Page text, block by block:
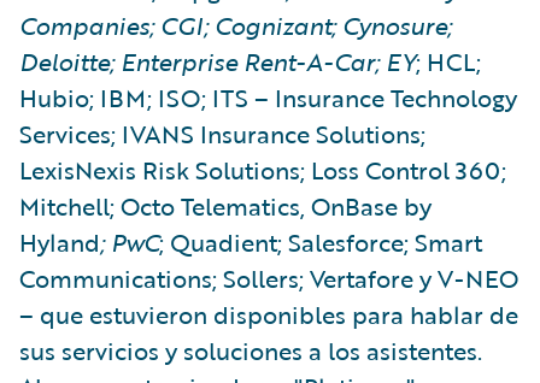
Companies; CGI; Cognizant; Cynosure;
Deloitte; Enterprise Rent-A-Car; EY; HCL;
Hubio; IBM; ISO; ITS – Insurance Technology
Services; IVANS Insurance Solutions;
LexisNexis Risk Solutions; Loss Control 360;
Mitchell; Octo Telematics, OnBase by
Hyland; PwC; Quadient; Salesforce; Smart
Communications; Sollers; Vertafore y V-NEO
– que estuvieron disponibles para hablar de
sus servicios y soluciones a los asistentes.